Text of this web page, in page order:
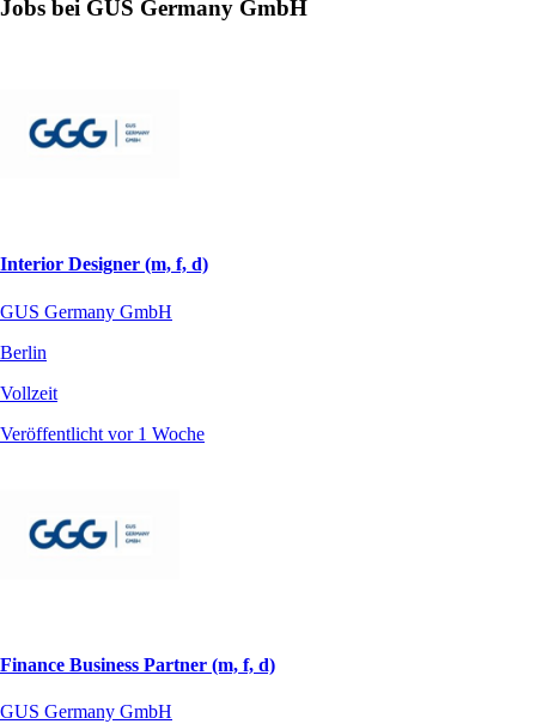
Jobs bei GUS Germany GmbH
Interior Designer (m, f, d)
GUS Germany GmbH
Berlin
Vollzeit
Veröffentlicht vor 1 Woche
Finance Business Partner (m, f, d)
GUS Germany GmbH